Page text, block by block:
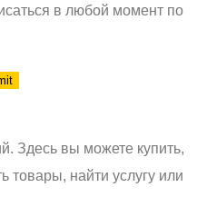
в любой момент по
Здесь вы можете купить,
товары, найти услугу или